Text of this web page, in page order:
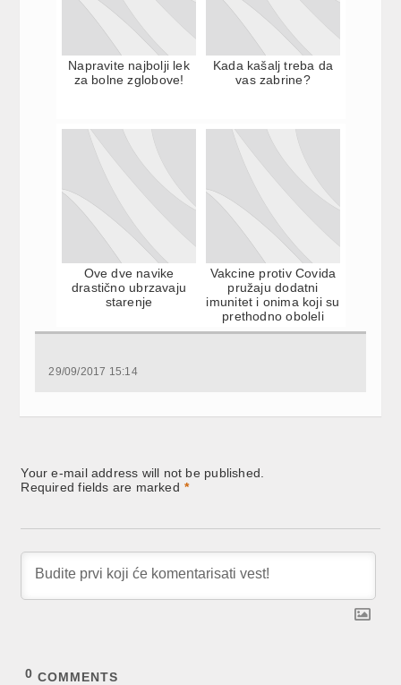
Napravite najbolji lek
za bolne zglobove!
Kada kašalj treba da
vas zabrine?
Ove dve navike
drastično ubrzavaju
starenje
Vakcine protiv Covida
pružaju dodatni
imunitet i onima koji su
prethodno oboleli
29/09/2017 15:14
Your e-mail address will not be published.
Required fields are marked *
0 COMMENTS